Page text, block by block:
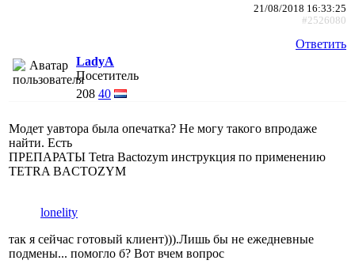
21/08/2018 16:33:25
#2526080
Ответить
LadyA
Посетитель
208 40
Модет уавтора была опечатка? Не могу такого впродаже
найти. Есть
ПРЕПАРАТЫ Tetra Bactozym инструкция по применению
TETRA BACTOZYM
lonelity
так я сейчас готовый клиент))).Лишь бы не ежедневные
подмены... помогло б? Вот вчем вопрос